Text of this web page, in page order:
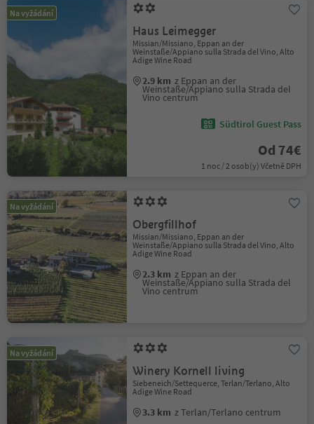
Na vyžádání
Haus Leimegger
Missian/Missiano, Eppan an der
Weinstaße/Appiano sulla Strada del Vino, Alto
Adige Wine Road
2.9 km z Eppan an der
Weinstaße/Appiano sulla Strada del
Vino centrum
Südtirol Guest Pass
Od 74€
1 noc / 2 osob(y) Včetně DPH
Na vyžádání
Obergfillhof
Missian/Missiano, Eppan an der
Weinstaße/Appiano sulla Strada del Vino, Alto
Adige Wine Road
2.3 km z Eppan an der
Weinstaße/Appiano sulla Strada del
Vino centrum
Na vyžádání
Winery Kornell living
Siebeneich/Settequerce, Terlan/Terlano, Alto
Adige Wine Road
3.3 km z Terlan/Terlano centrum